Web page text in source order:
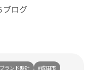
ブログ
ランド時計 #成田市